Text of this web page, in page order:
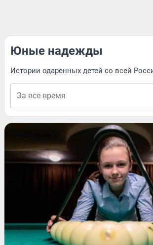
Юные надежды
Истории одаренных детей со всей